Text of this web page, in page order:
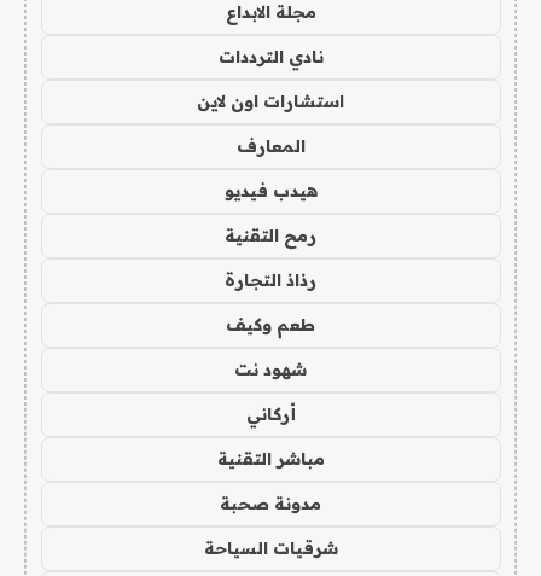
مجلة الابداع
نادي الترددات
استشارات اون لاين
المعارف
هيدب فيديو
رمح التقنية
رذاذ التجارة
طعم وكيف
شهود نت
أركاني
مباشر التقنية
مدونة صحبة
شرقيات السياحة